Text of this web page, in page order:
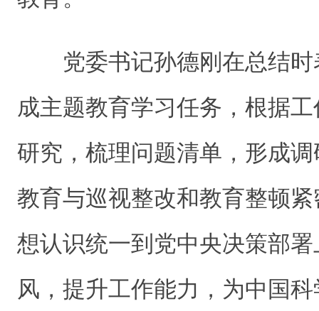
党委书记孙德刚在总结
成主题教育学习任务，根据
研究，梳理问题清单，形成
教育与巡视整改和教育整顿
想认识统一到党中央决策部
风，提升工作能力，为中国